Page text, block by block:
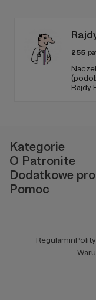
255
Rajdy
Kategorie
O Patronite
Dodatkowe
Pomoc
Regulamin